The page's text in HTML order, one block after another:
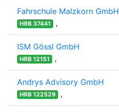
Fahrschule Malzkorn GmbH
HRB 37441 ,
ISM Gössl GmbH
HRB 12151 ,
Andrys Advisory GmbH
HRB 122529 ,